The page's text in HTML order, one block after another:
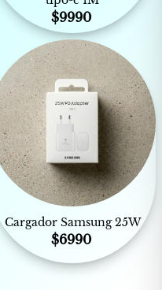
$9990
Cargador Samsung 25W
$6990